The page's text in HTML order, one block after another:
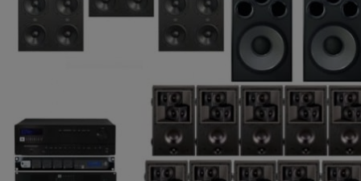
Azért települnek ezek a sütik, hogy a felhasználót számára
érdeklődési körébe tartozó reklámajánlatokkal tudjuk megcélozni.